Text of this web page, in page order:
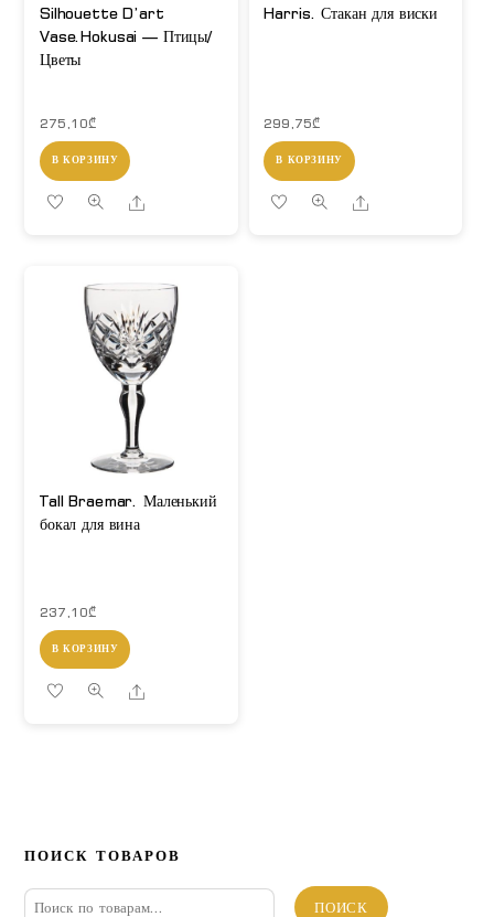
Silhouette D’art
Vase.Hokusai — Птицы/
Цветы
275,10₾
В КОРЗИНУ
Share
Harris. Стакан для виски
299,75₾
В КОРЗИНУ
Share
Tall Braemar. Маленький
бокал для вина
237,10₾
В КОРЗИНУ
Share
ПОИСК ТОВАРОВ
Искать:
ПОИСК